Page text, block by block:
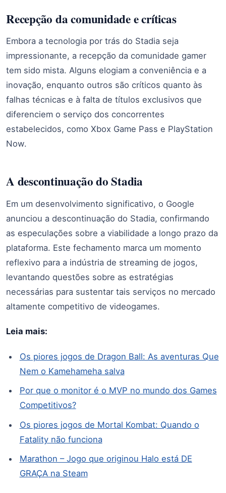
Recepção da comunidade e críticas
Embora a tecnologia por trás do Stadia seja
impressionante, a recepção da comunidade gamer
tem sido mista. Alguns elogiam a conveniência e a
inovação, enquanto outros são críticos quanto às
falhas técnicas e à falta de títulos exclusivos que
diferenciem o serviço dos concorrentes
estabelecidos, como Xbox Game Pass e PlayStation
Now.
A descontinuação do Stadia
Em um desenvolvimento significativo, o Google
anunciou a descontinuação do Stadia, confirmando
as especulações sobre a viabilidade a longo prazo da
plataforma. Este fechamento marca um momento
reflexivo para a indústria de streaming de jogos,
levantando questões sobre as estratégias
necessárias para sustentar tais serviços no mercado
altamente competitivo de videogames.
Leia mais:
Os piores jogos de Dragon Ball: As aventuras Que
Nem o Kamehameha salva
Por que o monitor é o MVP no mundo dos Games
Competitivos?
Os piores jogos de Mortal Kombat: Quando o
Fatality não funciona
Marathon – Jogo que originou Halo está DE
GRAÇA na Steam